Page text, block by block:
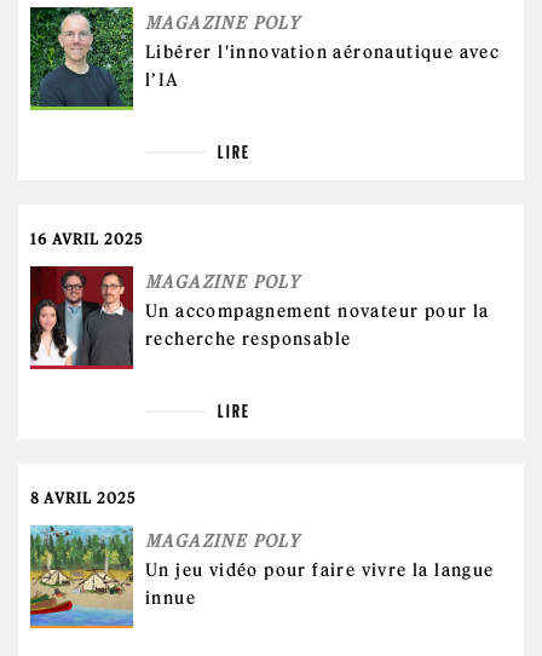
MAGAZINE POLY
Libérer l'innovation aéronautique avec
l’IA
LIRE
16 AVRIL 2025
MAGAZINE POLY
Un accompagnement novateur pour la
recherche responsable
LIRE
8 AVRIL 2025
MAGAZINE POLY
Un jeu vidéo pour faire vivre la langue
innue